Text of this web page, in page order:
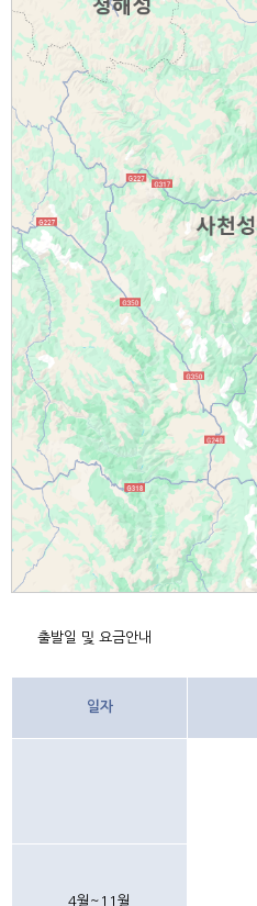
출발일 및 요금안내
일자
4월~11월